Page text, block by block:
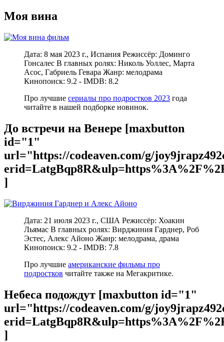
Моя вина
Дата: 8 мая 2023 г., Испания Режиссёр: Доминго
Гонсалес В главных ролях: Николь Уоллес, Марта
Асос, Габриель Гевара Жанр: мелодрама
Кинопоиск: 9.2 - IMDB: 8.2
Про лучшие сериалы про подростков 2023 года
читайте в нашей подборке новинок.
До встречи на Венере [maxbutton
id="1"
url="https://codeaven.com/g/
]
Дата: 21 июля 2023 г., США Режиссёр: Хоакин
Льямас В главных ролях: Вирджиния Гарднер, Роб
Эстес, Алекс Айоно Жанр: мелодрама, драма
Кинопоиск: 9.2 - IMDB: 7.8
Про лучшие американские фильмы про
подростков читайте также на Мегакритике.
Небеса подождут [maxbutton id="1"
url="https://codeaven.com/g/
]